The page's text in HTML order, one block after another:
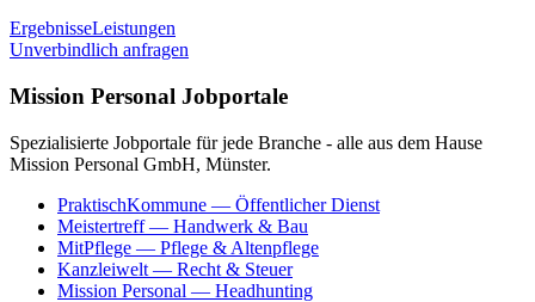
ErgebnisseLeistungen
Unverbindlich anfragen
Mission Personal Jobportale
Spezialisierte Jobportale für jede Branche - alle aus dem Hause
Mission Personal GmbH, Münster.
PraktischKommune — Öffentlicher Dienst
Meistertreff— Handwerk & Bau
MitPflege — Pflege & Altenpflege
Kanzleiwelt — Recht & Steuer
Mission Personal — Headhunting